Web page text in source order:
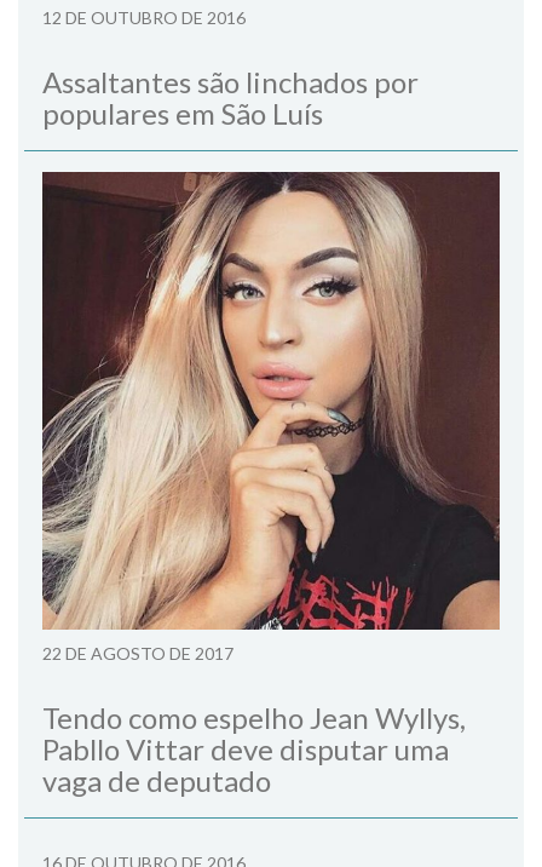
12 DE OUTUBRO DE 2016
Assaltantes são linchados por
populares em São Luís
22 DE AGOSTO DE 2017
Tendo como espelho Jean Wyllys,
Pabllo Vittar deve disputar uma
vaga de deputado
16 DE OUTUBRO DE 2016